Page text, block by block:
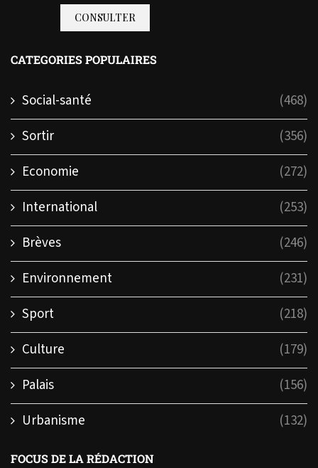
CONSULTER
CATEGORIES POPULAIRES
Social-santé
(468)
Sortir
(356)
Economie
(272)
International
(253)
Brèves
(246)
Environnement
(231)
Sport
(218)
Culture
(179)
Palais
(156)
Urbanisme
(132)
FOCUS DE LA RÉDACTION